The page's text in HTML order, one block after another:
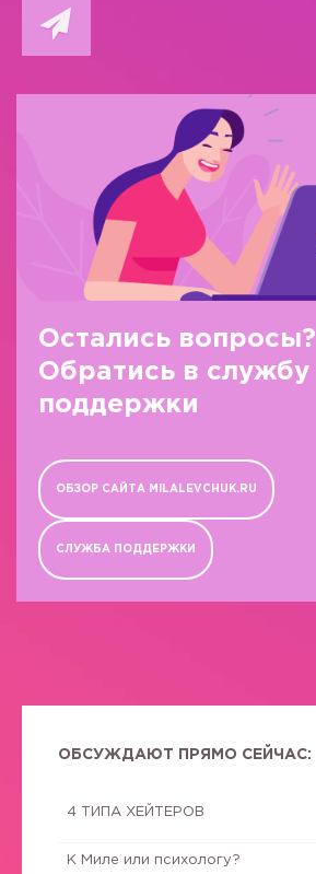
Остались вопросы?
Обратись в службу
поддержки
ОБЗОР САЙТА MILALEVCHUK.RU
СЛУЖБА ПОДДЕРЖКИ
ОБСУЖДАЮТ ПРЯМО СЕЙЧАС:
4 ТИПА ХЕЙТЕРОВ
К Миле или психологу?